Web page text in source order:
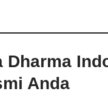
Dharma
Anda